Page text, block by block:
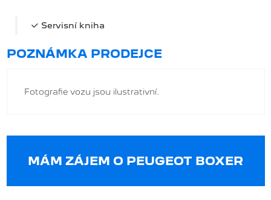
Servisní kniha
POZNÁMKA PRODEJCE
Fotografie vozu jsou ilustrativní.
MÁM ZÁJEM O PEUGEOT BOXER